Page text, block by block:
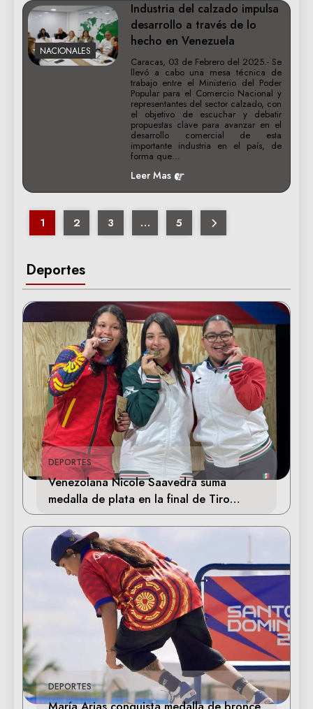
Deportes
DEPORTES
Venezolana Nicole Saavedra suma
medalla de plata en la final de Tiro
Deportivo
DEPORTES
NACIONALES
Industria del calzado impulsa
desarrollo a través de lo
hecho en Venezuela
Caracas, 03 de Febrero del 2025.- Se
llevó a cabo una mesa técnica de
trabajo entre el Ministerio del Poder
Popular para el Comercio Nacional y
representantes del sector calzado, con
el objetivo de escuchar y debatir
propuestas clave para avanzar en el
desarrollo comercial de esta
importante industria en el país, de
forma que…
Leer Mas
1 2 3 … 5